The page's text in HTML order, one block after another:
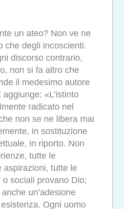
un ateo? Non ve ne
che degli incoscienti.
discorso contrario,
non si fa altro che
il medesimo autore
aggiunge: «L’istinto
radicato nel
non se ne libera mai
in sostituzione
in riporto. Non
tutte le
aspirazioni, tutte le
sociali provano Dio;
un’adesione
Ogni uomo